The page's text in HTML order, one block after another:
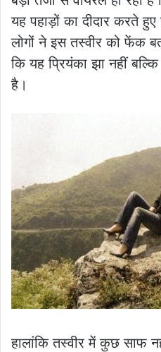
यह पहाड़ों का दीदार करते
लोगों ने इस तस्वीर को फेंक
कि यह प्रियंका झा नहीं बल्कि
है।
हालांकि तस्वीर में कुछ साफ